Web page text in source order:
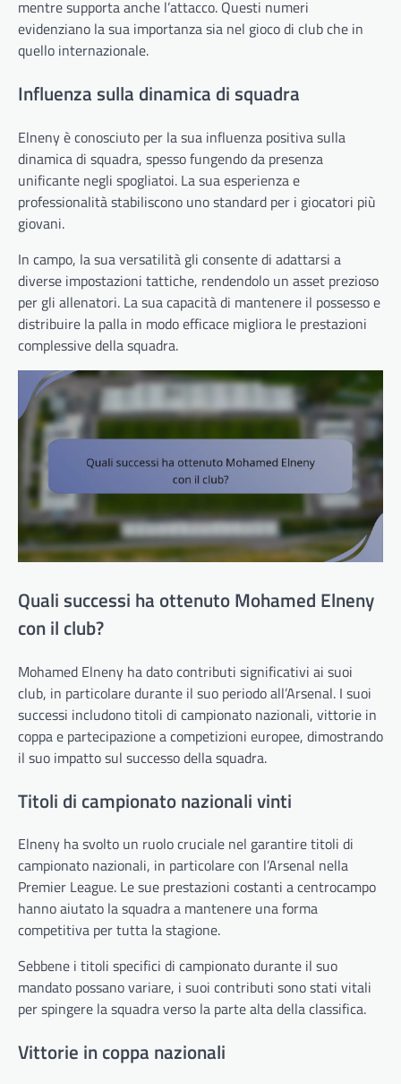
mentre supporta anche l’attacco. Questi numeri
evidenziano la sua importanza sia nel gioco di club che in
quello internazionale.
Influenza sulla dinamica di squadra
Elneny è conosciuto per la sua influenza positiva sulla
dinamica di squadra, spesso fungendo da presenza
unificante negli spogliatoi. La sua esperienza e
professionalità stabiliscono uno standard per i giocatori più
giovani.
In campo, la sua versatilità gli consente di adattarsi a
diverse impostazioni tattiche, rendendolo un asset prezioso
per gli allenatori. La sua capacità di mantenere il possesso e
distribuire la palla in modo efficace migliora le prestazioni
complessive della squadra.
Quali successi ha ottenuto Mohamed Elneny
con il club?
Mohamed Elneny ha dato contributi significativi ai suoi
club, in particolare durante il suo periodo all’Arsenal. I suoi
successi includono titoli di campionato nazionali, vittorie in
coppa e partecipazione a competizioni europee, dimostrando
il suo impatto sul successo della squadra.
Titoli di campionato nazionali vinti
Elneny ha svolto un ruolo cruciale nel garantire titoli di
campionato nazionali, in particolare con l’Arsenal nella
Premier League. Le sue prestazioni costanti a centrocampo
hanno aiutato la squadra a mantenere una forma
competitiva per tutta la stagione.
Sebbene i titoli specifici di campionato durante il suo
mandato possano variare, i suoi contributi sono stati vitali
per spingere la squadra verso la parte alta della classifica.
Vittorie in coppa nazionali